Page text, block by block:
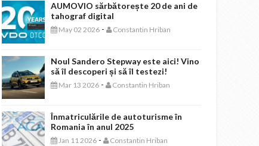
AUMOVIO sărbătorește 20 de ani de
tahograf digital
May 02 2026 - Constantin Hriban
Noul Sandero Stepway este aici! Vino
să îl descoperi și să îl testezi!
Mar 13 2026 - Constantin Hriban
Înmatriculările de autoturisme în
Romania în anul 2025
Jan 11 2026 - Constantin Hriban